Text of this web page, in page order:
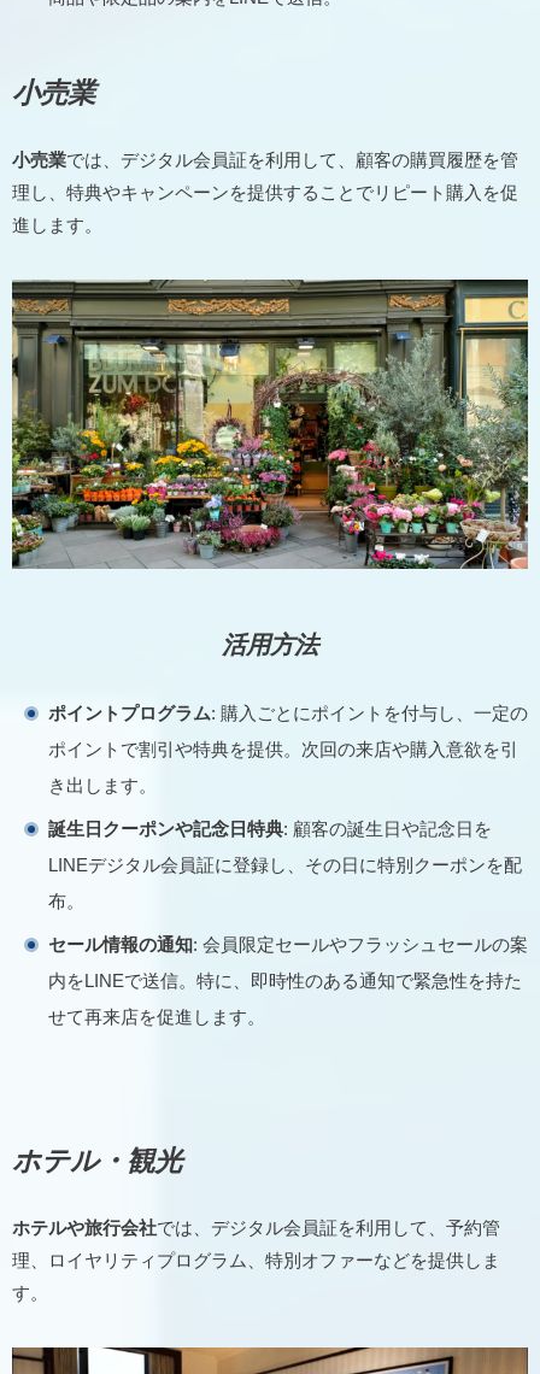
小売業
小売業では、デジタル会員証を利用して、顧客の購買履歴を管
理し、特典やキャンペーンを提供することでリピート購入を促
進します。
活用方法
ポイントプログラム: 購入ごとにポイントを付与し、一定の
ポイントで割引や特典を提供。次回の来店や購入意欲を引
き出します。
誕生日クーポンや記念日特典: 顧客の誕生日や記念日を
LINEデジタル会員証に登録し、その日に特別クーポンを配
布。
セール情報の通知: 会員限定セールやフラッシュセールの案
内をLINEで送信。特に、即時性のある通知で緊急性を持た
せて再来店を促進します。
ホテル・観光
ホテルや旅行会社では、デジタル会員証を利用して、予約管
理、ロイヤリティプログラム、特別オファーなどを提供しま
す。